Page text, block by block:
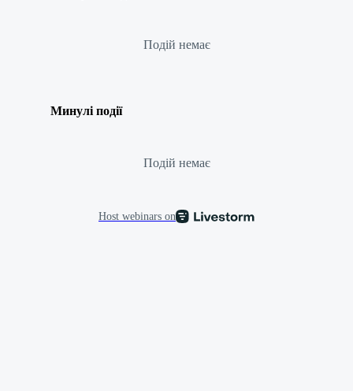
Подій немає
Минулі події
Подій немає
Host webinars on